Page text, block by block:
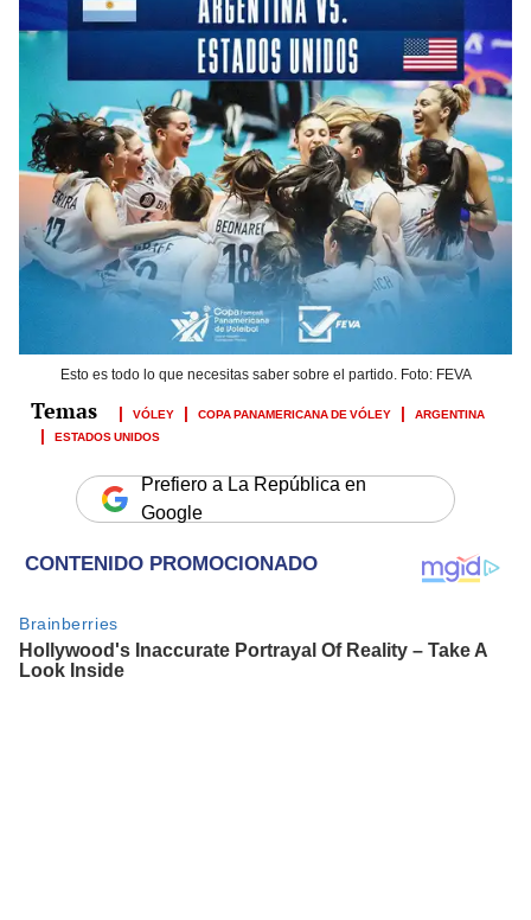
Esto es todo lo que necesitas saber sobre el partido. Foto: FEVA
VÓLEY COPA PANAMERICANA DE VÓLEY
ARGENTINA
ESTADOS UNIDOS
Prefiero a La República en
Google